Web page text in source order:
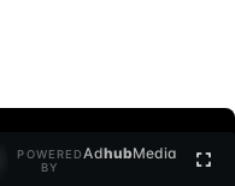
POWERED
BY
AdhubMedia